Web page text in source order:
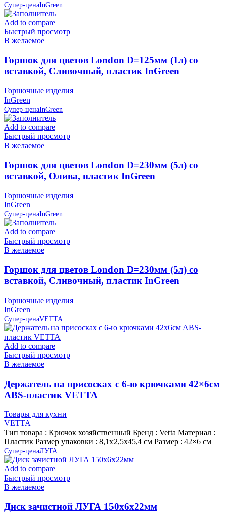
Супер-ценаInGreen
Add to compare
Быстрый просмотр
В желаемое
Горшок для цветов London D=125мм (1л) со
вставкой, Сливочный, пластик InGreen
Горшочные изделия
InGreen
Супер-ценаInGreen
Add to compare
Быстрый просмотр
В желаемое
Горшок для цветов London D=230мм (5л) со
вставкой, Олива, пластик InGreen
Горшочные изделия
InGreen
Супер-ценаInGreen
Add to compare
Быстрый просмотр
В желаемое
Горшок для цветов London D=230мм (5л) со
вставкой, Сливочный, пластик InGreen
Горшочные изделия
InGreen
Супер-ценаVETTA
Add to compare
Быстрый просмотр
В желаемое
Держатель на присосках с 6-ю крючками 42×6см
ABS-пластик VETTA
Товары для кухни
VETTA
Тип товара : Крючок хозяйственный Бренд : Vetta Материал :
Пластик Размер упаковки : 8,1х2,5х45,4 см Размер : 42×6 см
Супер-ценаЛУГА
Add to compare
Быстрый просмотр
В желаемое
Диск зачистной ЛУГА 150х6х22мм